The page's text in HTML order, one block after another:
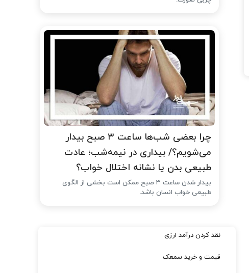
چرا بعضی شب‌ها ساعت ۳ صبح بیدار
می‌شویم؟/ بیداری در نیمه‌شب؛ عادت
طبیعی بدن یا نشانه اختلال خواب؟
بیدار شدن ساعت ۳ صبح ممکن است بخشی از الگوی
طبیعی خواب انسان باشد.
نقد کردن درآمد ارزی
قیمت و خرید سمعک